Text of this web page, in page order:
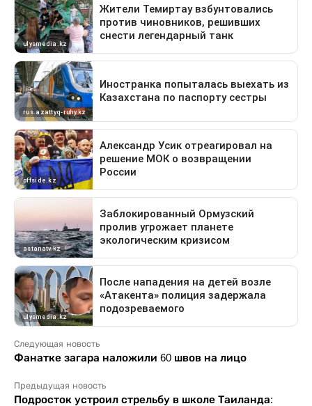
Следующая новость
Фанатке загара наложили 60 швов на лицо
Предыдущая новость
Подросток устроил стрельбу в школе Таиланда: